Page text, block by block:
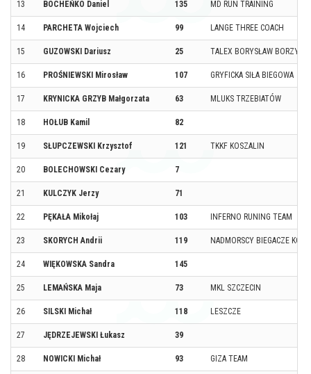
13 BOCHEŃKO Daniel 135 MD RUN TRAINING
14 PARCHETA Wojciech 99 LANGE THREE COACH
15 GUZOWSKI Dariusz 25 TALEX BORYSŁAW
16 PROŚNIEWSKI Mirosław 107 GRYFICKA SIŁA BIEGOWA
17 KRYNICKA GRZYB Małgorzata 63 MLUKS TRZEBIATÓW
18 HOŁUB Kamil 82
19 SŁUPCZEWSKI Krzysztof 121 TKKF KOSZALIN
20 BOLECHOWSKI Cezary 7
21 KULCZYK Jerzy 71
22 PĘKAŁA Mikołaj 103 INFERNO RUNING TEAM
23 SKORYCH Andrii 119 NADMORSCY BIEGACZE
24 WIĘKOWSKA Sandra 145
25 LEMAŃSKA Maja 73 MKL SZCZECIN
26 SILSKI Michał 118 LESZCZE
27 JĘDRZEJEWSKI Łukasz 39
28 NOWICKI Michał 93 GIZA TEAM